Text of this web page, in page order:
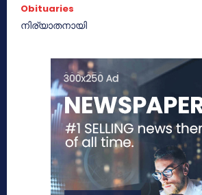
Obituaries
നിര്യാതനായി